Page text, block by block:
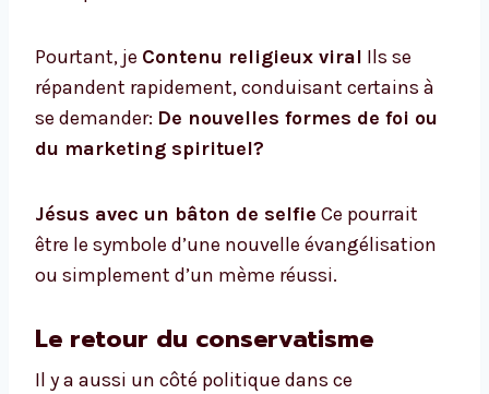
Pourtant, je Contenu religieux viral Ils se
répandent rapidement, conduisant certains à
se demander: De nouvelles formes de foi ou
du marketing spirituel?
Jésus avec un bâton de selfie Ce pourrait
être le symbole d’une nouvelle évangélisation
ou simplement d’un mème réussi.
Le retour du conservatisme
Il y a aussi un côté politique dans ce